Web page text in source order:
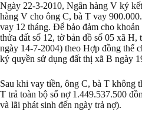
Ngày 22-3-2010, Ngân hàng V ký
hàng V cho ông C, bà T vay
vay 12 tháng. Để bảo đảm cho
thửa đất số 12, tờ bản đồ số 05 xã
ngày 14-7-2004) theo Hợp đồng thế
ký quyền sử dụng đất thị xã B ngày
Sau khi vay tiền, ông C, bà T không
T trả toàn bộ số nợ 1.449.537.500
và lãi phát sinh đến ngày trả nợ).